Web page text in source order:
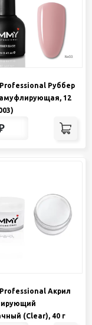
Руббер
12
Акрил
(Clear), 40 г